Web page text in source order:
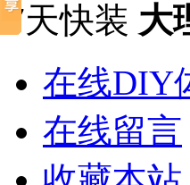
7天快装 大
在线DIY
在线留言